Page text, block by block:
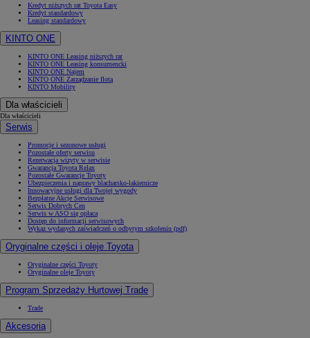
Kredyt niższych rat Toyota Easy
Kredyt standardowy
Leasing standardowy
KINTO ONE
KINTO ONE Leasing niższych rat
KINTO ONE Leasing konsumencki
KINTO ONE Najem
KINTO ONE Zarządzanie flotą
KINTO Mobility
Dla właścicieli
Dla właścicieli
Serwis
Promocje i sezonowe usługi
Pozostałe oferty serwisu
Rezerwacja wizyty w serwisie
Gwarancja Toyota Relax
Pozostałe Gwarancje Toyoty
Ubezpieczenia i naprawy blacharsko-lakiernicze
Innowacyjne usługi dla Twojej wygody
Bezpłatne Akcje Serwisowe
Serwis Dobrych Cen
Serwis w ASO się opłaca
Dostęp do informacji serwisowych
Wykaz wydanych zaświadczeń o odbytym szkoleniu (pdf)
Oryginalne części i oleje Toyota
Oryginalne części Toyoty
Oryginalne oleje Toyoty
Program Sprzedaży Hurtowej Trade
Trade
Akcesoria